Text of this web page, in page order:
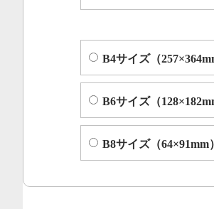
B4サイズ（
B6サイズ（
B8サイズ（64×91mm）